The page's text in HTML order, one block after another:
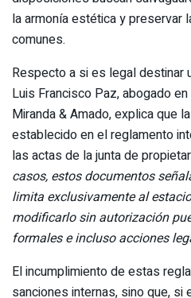
la armonía estética y preservar
comunes.
Respecto a si es legal destinar
Luis Francisco Paz, abogado
Miranda & Amado, explica que
establecido en el reglamento
las actas de la junta de
casos, estos documentos
limita exclusivamente al
modificarlo sin autorización
formales e incluso acciones
El incumplimiento de estas
sanciones internas, sino que, si